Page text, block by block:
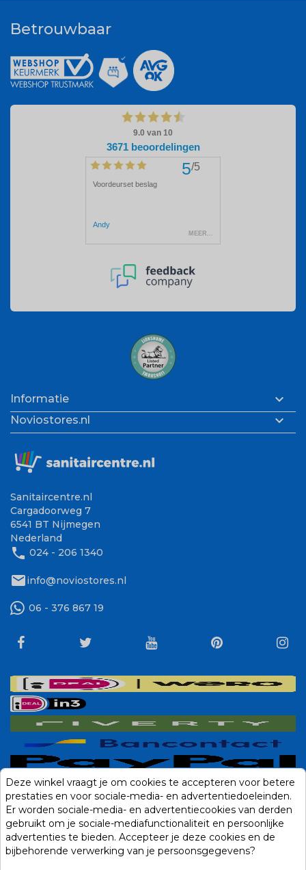
Betrouwbaar
Informatie 
Noviostores.nl 
Sanitaircentre.nl
Cargadoorweg 7
6541 BT Nijmegen
Nederland
phone 024 - 206 1340
mailinfo@noviostores.nl
06 - 376 867 19
Deze winkel vraagt je om cookies te accepteren voor betere
prestaties en voor sociale-media- en advertentiedoeleinden.
Er worden sociale-media- en advertentiecookies van derden
gebruikt om je sociale-mediafunctionaliteit en persoonlijke
advertenties te bieden. Accepteer je deze cookies en de
bijbehorende verwerking van je persoonsgegevens?